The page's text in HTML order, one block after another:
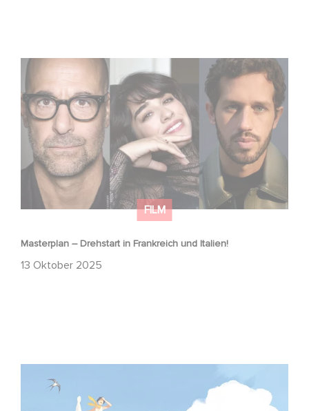
FILM
Masterplan – Drehstart in Frankreich und Italien!
13 Oktober 2025
Masterplan – Drehstart in Frankreich und Italien!
Mostra von Venedig!